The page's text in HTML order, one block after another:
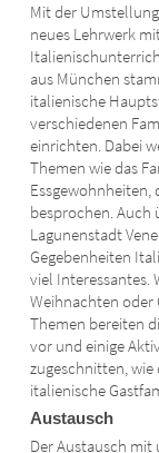
Mit der
neues Lehrwerk
aus München
italienische
verschiedenen
einrichten. Dabei
Themen wie das
Essgewohnheiten,
besprochen. Auch
Lagunenstadt
Gegebenheiten
viel Interessantes.
Weihnachten oder
Themen bereiten
vor und einige
zugeschnitten,
italienische
Austausch
Der Austausch mit